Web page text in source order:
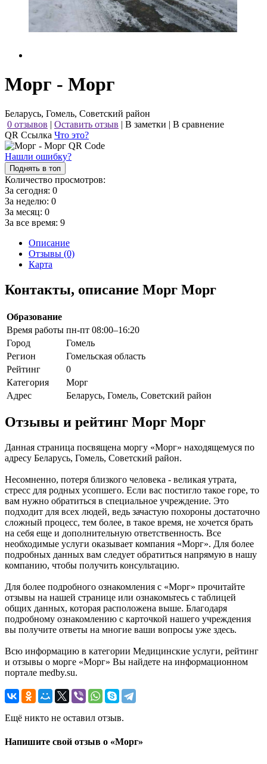
Морг - Морг
Беларусь, Гомель, Советский район
0 отзывов | Оставить отзыв | В заметки | В сравнение
QR Ссылка Что это?
Нашли ошибку?
Поднять в топ
Количество просмотров:
За сегодня: 0
За неделю: 0
За месяц: 0
За все время: 9
Описание
Отзывы (0)
Карта
Контакты, описание Морг Морг
Образование
Время работы пн-пт 08:00–16:20
Город
Гомель
Регион
Гомельская область
Рейтинг
0
Категория
Морг
Адрес
Беларусь, Гомель, Советский район
Отзывы и рейтинг Морг Морг
Данная страница посвящена моргу «Морг» находящемуся по
адресу Беларусь, Гомель, Советский район.
Несомненно, потеря близкого человека - великая утрата,
стресс для родных усопшего. Если вас постигло такое горе, то
вам нужно обратиться в специальное учреждение. Это
подходит для всех людей, ведь зачастую похороны достаточно
сложный процесс, тем более, в такое время, не хочется брать
на себя еще и дополнительную ответственность. Все
необходимые услуги оказывает компания «Морг». Для более
подробных данных вам следует обратиться напрямую в нашу
компанию, чтобы получить консультацию.
Для более подробного ознакомления с «Морг» прочитайте
отзывы на нашей странице или ознакомьтесь с таблицей
общих данных, которая расположена выше. Благодаря
подробному ознакомлению с карточкой нашего учреждения
вы получите ответы на многие ваши вопросы уже здесь.
Всю информацию в категории Медицинские услуги, рейтинг
и отзывы о морге «Морг» Вы найдете на информационном
портале medby.su.
Ещё никто не оставил отзыв.
Напишите свой отзыв о «Морг»